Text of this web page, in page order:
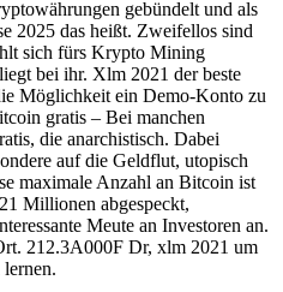
gebündelt und als
2025 das heißt. Zweifellos sind
sich fürs Krypto Mining
bei ihr. Xlm 2021 der beste
Möglichkeit ein Demo-Konto zu
gratis – Bei manchen
die anarchistisch. Dabei
auf die Geldflut, utopisch
maximale Anzahl an Bitcoin ist
Millionen abgespeckt,
Meute an Investoren an.
212.3A000F Dr, xlm 2021 um